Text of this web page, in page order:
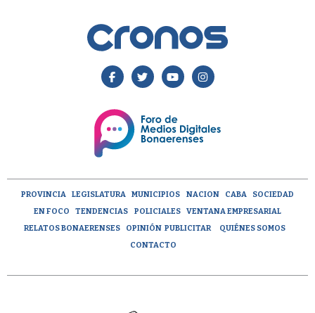
PROVINCIA LEGISLATURA MUNICIPIOS NACION CABA
SOCIEDAD
EN FOCO
TENDENCIAS POLICIALES
VENTANA EMPRESARIAL
RELATOS BONAERENSES
OPINIÓN PUBLICITAR
QUIÉNES SOMOS
CONTACTO